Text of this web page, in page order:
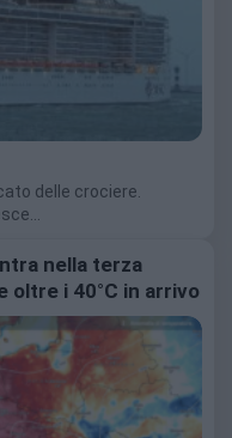
delle crociere.
nella terza
oltre i 40°C in arrivo